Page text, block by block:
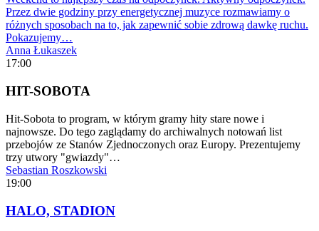
Przez dwie godziny przy energetycznej muzyce rozmawiamy o
różnych sposobach na to, jak zapewnić sobie zdrową dawkę ruchu.
Pokazujemy…
Anna Łukaszek
17:00
HIT-SOBOTA
Hit-Sobota to program, w którym gramy hity stare nowe i
najnowsze. Do tego zaglądamy do archiwalnych notowań list
przebojów ze Stanów Zjednoczonych oraz Europy. Prezentujemy
trzy utwory "gwiazdy"…
Sebastian Roszkowski
19:00
HALO, STADION